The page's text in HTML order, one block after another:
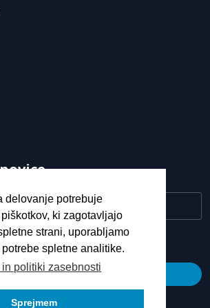
delovanje potrebuje
ki zagotavljajo
strani, uporabljamo
spletne analitike.
politiki zasebnosti
Sprejmem
uporabe.
Prijava